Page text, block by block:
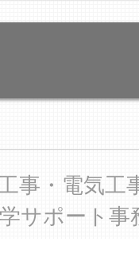
事・電気
サポート事